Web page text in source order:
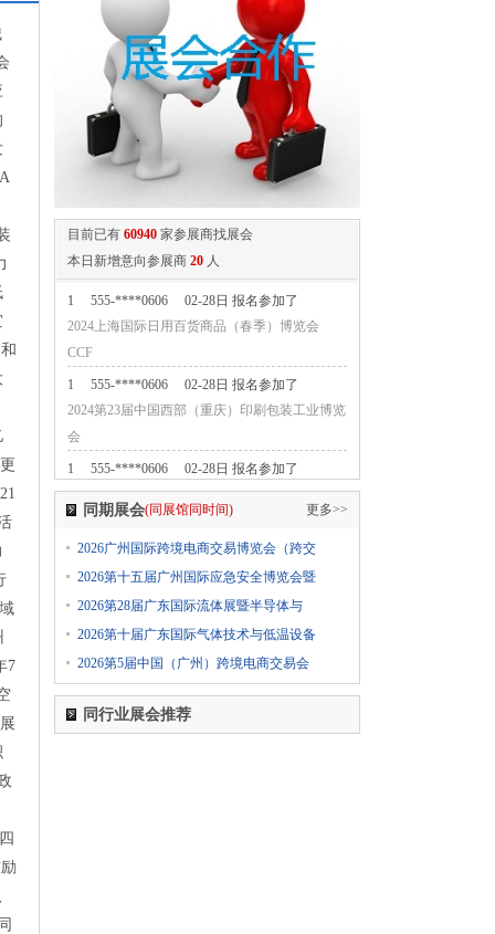
7
目前已有 60940 家参展商找展会
本日新增意向参展商 20 人
1 555-****0606
02-28日 报名参加了
2024上海国际日用百货商品（春季）博览会
CCF
1 555-****0606
02-28日 报名参加了
2024第23届中国西部（重庆）印刷包装工业博览
会
1 555-****0606
02-28日 报名参加了
2024第七届中国无人零售大会
2024中国国际纺织面料及辅料（春夏）博览会
555-****0606
02-28日 报名参加了
2024上海国际日用百货商品（春季）博览会
CCF
1 555-****0606
02-28日 报名参加了
2024上海国际日用百货商品（春季）博览会
CCF
同期展会(同展馆同时间) 更多>>
2026广州国际跨境电商交易博览会（跨交
2026第十五届广州国际应急安全博览会暨
2026第28届广东国际流体展暨半导体与
2026第十届广东国际气体技术与低温设备
2026第5届中国（广州）跨境电商交易会
同行业展会推荐